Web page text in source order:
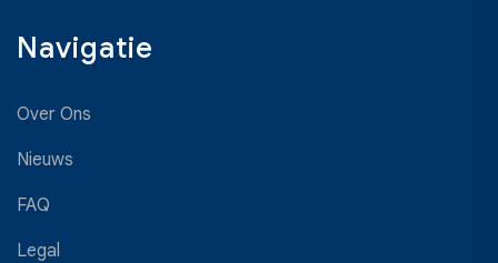
Navigatie
Over Ons
Nieuws
FAQ
Legal